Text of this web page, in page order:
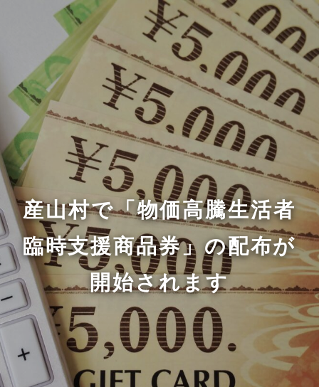
産山村で「物価高騰生活者
臨時支援商品券」の配布が
開始されます